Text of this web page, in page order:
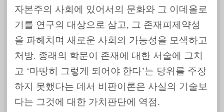
자본주의 사회에 있어서의 문화와 그 이데올로
기를 연구의 대상으로 삼고, 그 존재피제약성
을 파헤치며 새로운 사회의 가능성을 모색하고
처방. 종래의 학문이 존재에 대한 서술에 그치
고 ‘마땅히 그렇게 되어야 한다’는 당위를 주장
하지 못했다는 데서 비판이론은 사실의 기술보
다는 그것에 대한 가치판단에 역점.